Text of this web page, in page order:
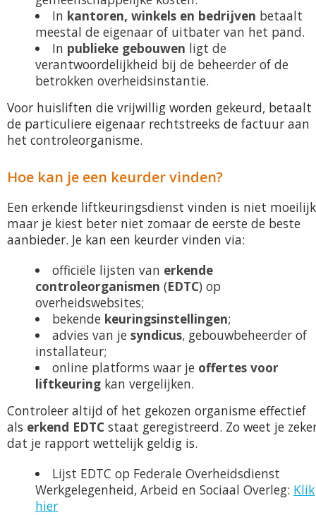
In kantoren, winkels en bedrijven betaalt
meestal de eigenaar of uitbater van het pand.
In publieke gebouwen ligt de
verantwoordelijkheid bij de beheerder of de
betrokken overheidsinstantie.
Voor huisliften die vrijwillig worden gekeurd, betaalt
de particuliere eigenaar rechtstreeks de factuur aan
het controleorganisme.
Hoe kan je een keurder vinden?
Een erkende liftkeuringsdienst vinden is niet
maar je kiest beter niet zomaar de eerste de beste
aanbieder. Je kan een keurder vinden via:
officiële lijsten van erkende
controleorganismen (EDTC) op
overheidswebsites;
bekende keuringsinstellingen;
advies van jesyndicus, gebouwbeheerder of
installateur;
online platforms waar je offertes voor
liftkeuring kan vergelijken.
Controleer altijd of het gekozen organisme effectief
als erkend EDTC staat geregistreerd. Zo weet je
dat je rapport wettelijk geldig is.
Lijst EDTC op Federale Overheidsdienst
Werkgelegenheid, Arbeid en Sociaal Overleg: Klik
hier